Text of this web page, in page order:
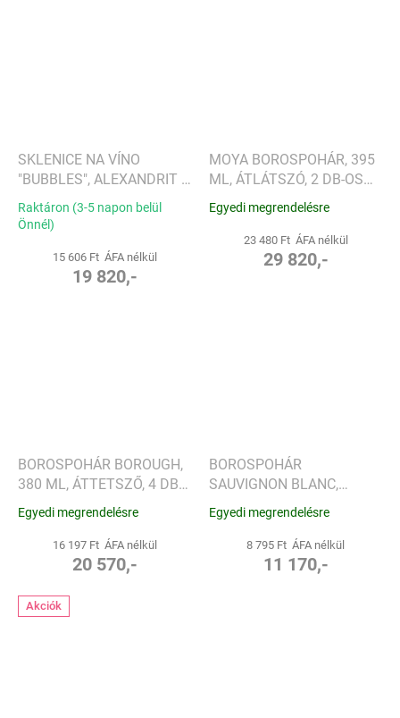
SKLENICE NA VÍNO
"BUBBLES", ALEXANDRIT -
LUKÁŠ HOUDEK
Raktáron (3-5 napon belül
Önnél)
15 606 Ft ÁFA nélkül
19 820,-
MOYA BOROSPOHÁR, 395
ML, ÁTLÁTSZÓ, 2 DB-OS
KÉSZLET - LSA
INTERNATIONAL
Egyedi megrendelésre
23 480 Ft ÁFA nélkül
29 820,-
BOROSPOHÁR BOROUGH,
380 ML, ÁTTETSZŐ, 4 DB-
OS SZETT - LSA
INTERNATIONAL
Egyedi megrendelésre
16 197 Ft ÁFA nélkül
20 570,-
BOROSPOHÁR
SAUVIGNON BLANC,
ÁTTETSZŐ, EVA SOLO
Egyedi megrendelésre
8 795 Ft ÁFA nélkül
11 170,-
Akciók